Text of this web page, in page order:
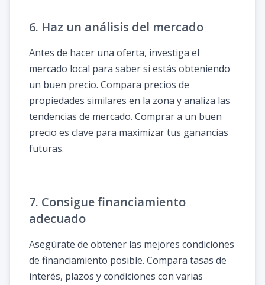
6. Haz un análisis del mercado
Antes de hacer una oferta, investiga el
mercado local para saber si estás obteniendo
un buen precio. Compara precios de
propiedades similares en la zona y analiza las
tendencias de mercado. Comprar a un buen
precio es clave para maximizar tus ganancias
futuras.
7. Consigue financiamiento
adecuado
Asegúrate de obtener las mejores condiciones
de financiamiento posible. Compara tasas de
interés, plazos y condiciones con varias